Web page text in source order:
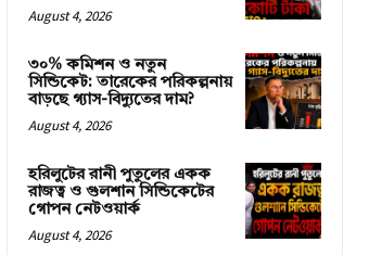
August 4, 2026
৩০% কমিশন ও নতুন
সিন্ডিকেট: তারেকের পরিকল্পনায়
বাড়ছে গ্যাস-বিদ্যুতের দাম?
August 4, 2026
হরিলুটের রানী পুতুলের একক
রাজত্ব ও গুলশান সিন্ডিকেটের
গোপন নেটওয়ার্ক
August 4, 2026